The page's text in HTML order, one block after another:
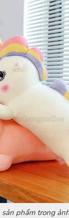
phẩm trong